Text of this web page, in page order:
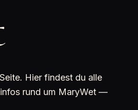
Hier findest du alle
rund um MaryWet —